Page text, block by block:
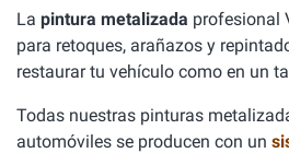
La pintura metalizada profesional
para retoques, arañazos y
restaurar tu vehículo como en un
Todas nuestras pinturas
automóviles se producen con un